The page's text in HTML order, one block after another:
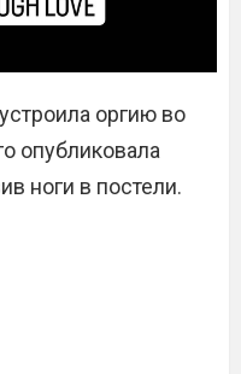
оргию во
опубликовала
ноги в постели.